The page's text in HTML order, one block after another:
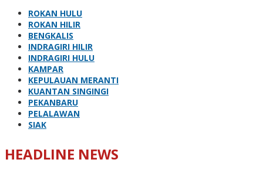
ROKAN HULU
ROKAN HILIR
BENGKALIS
INDRAGIRI HILIR
INDRAGIRI HULU
KAMPAR
KEPULAUAN MERANTI
KUANTAN SINGINGI
PEKANBARU
PELALAWAN
SIAK
HEADLINE NEWS